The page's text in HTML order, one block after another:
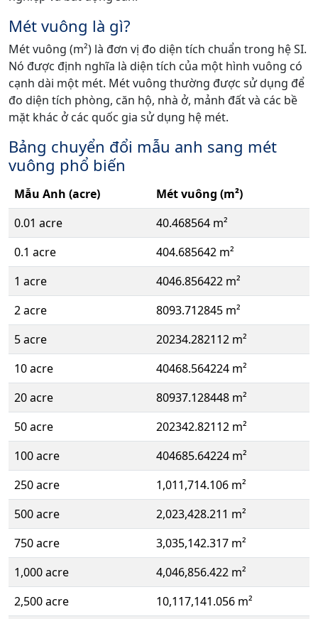
Mét vuông là gì?
Mét vuông (m²) là đơn vị đo diện tích chuẩn trong hệ SI.
Nó được định nghĩa là diện tích của một hình vuông có
cạnh dài một mét. Mét vuông thường được sử dụng để
đo diện tích phòng, căn hộ, nhà ở, mảnh đất và các bề
mặt khác ở các quốc gia sử dụng hệ mét.
Bảng chuyển đổi mẫu anh sang mét
vuông phổ biến
Mẫu Anh (acre)
Mét vuông (m²)
0.01 acre
40.468564 m²
0.1 acre
404.685642 m²
1 acre
4046.856422 m²
2 acre
8093.712845 m²
5 acre
20234.282112 m²
10 acre
40468.564224 m²
20 acre
80937.128448 m²
50 acre
202342.82112 m²
100 acre
404685.64224 m²
250 acre
1,011,714.106 m²
500 acre
2,023,428.211 m²
750 acre
3,035,142.317 m²
1,000 acre
4,046,856.422 m²
2,500 acre
10,117,141.056 m²